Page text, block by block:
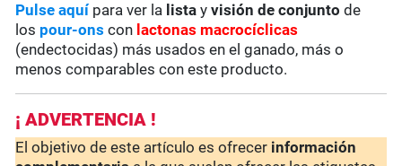
Pulse aquí para ver la lista yvisión de conjunto de
los pour-ons con lactonas macrocíclicas
(endectocidas) más usados en el ganado, más o
menos comparables con este producto.
¡ ADVERTENCIA !
El objetivo de este artículo es ofrecer información